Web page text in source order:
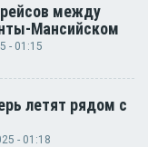
между
Мансийском
- 01:15
летят рядом с
- 01:18